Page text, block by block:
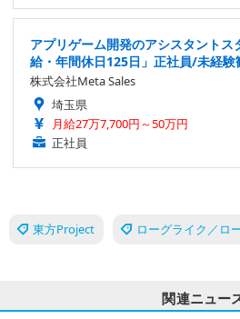
アプリゲーム開発のアシスタントス
給・年間休日125日」正社員/未経験
株式会社Meta Sales
埼玉県
月給27万7,700円～50万円
正社員
東方Project ローグライク／ロ
関連ニュー